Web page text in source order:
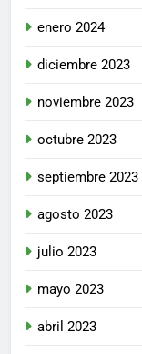
enero 2024
diciembre 2023
noviembre 2023
octubre 2023
septiembre 2023
agosto 2023
julio 2023
mayo 2023
abril 2023